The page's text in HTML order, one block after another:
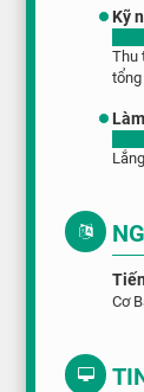
Kỹ
Thu
Cơ